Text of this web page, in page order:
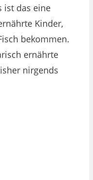
ist das eine
Kinder,
bekommen.
ernährte
nirgends